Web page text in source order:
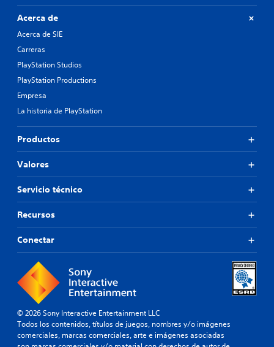
Acerca de
Acerca de SIE
Carreras
PlayStation Studios
PlayStation Productions
Empresa
La historia de PlayStation
Productos
Valores
Servicio técnico
Recursos
Conectar
© 2026 Sony Interactive Entertainment LLC
Todos los contenidos, títulos de juegos, nombres y/o imágenes
comerciales, marcas comerciales, arte e imágenes asociadas